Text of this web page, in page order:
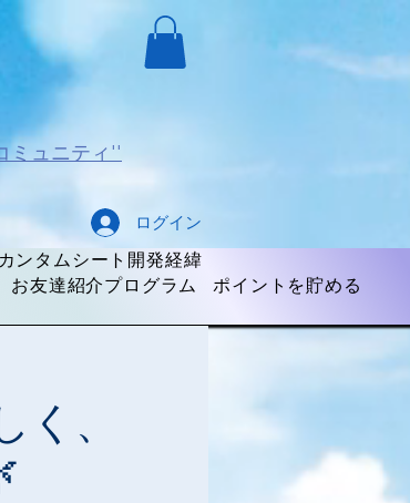
ミュニティ''
ログイン
カンタムシート開発経緯
お友達紹介プログラム
ポイントを貯める
く、